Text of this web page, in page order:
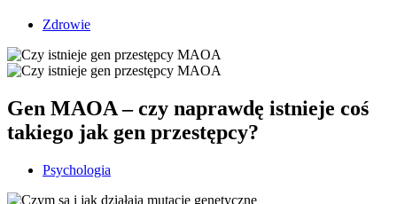
Zdrowie
Gen MAOA – czy naprawdę istnieje coś
takiego jak gen przestępcy?
Psychologia